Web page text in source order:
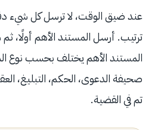
عند ضيق الوقت، لا ترسل كل شيء
ترتيب. أرسل المستند الأهم أولًا،
المستند الأهم يختلف بحسب نوع
صحيفة الدعوى، الحكم، التبليغ،
تم في القضية.